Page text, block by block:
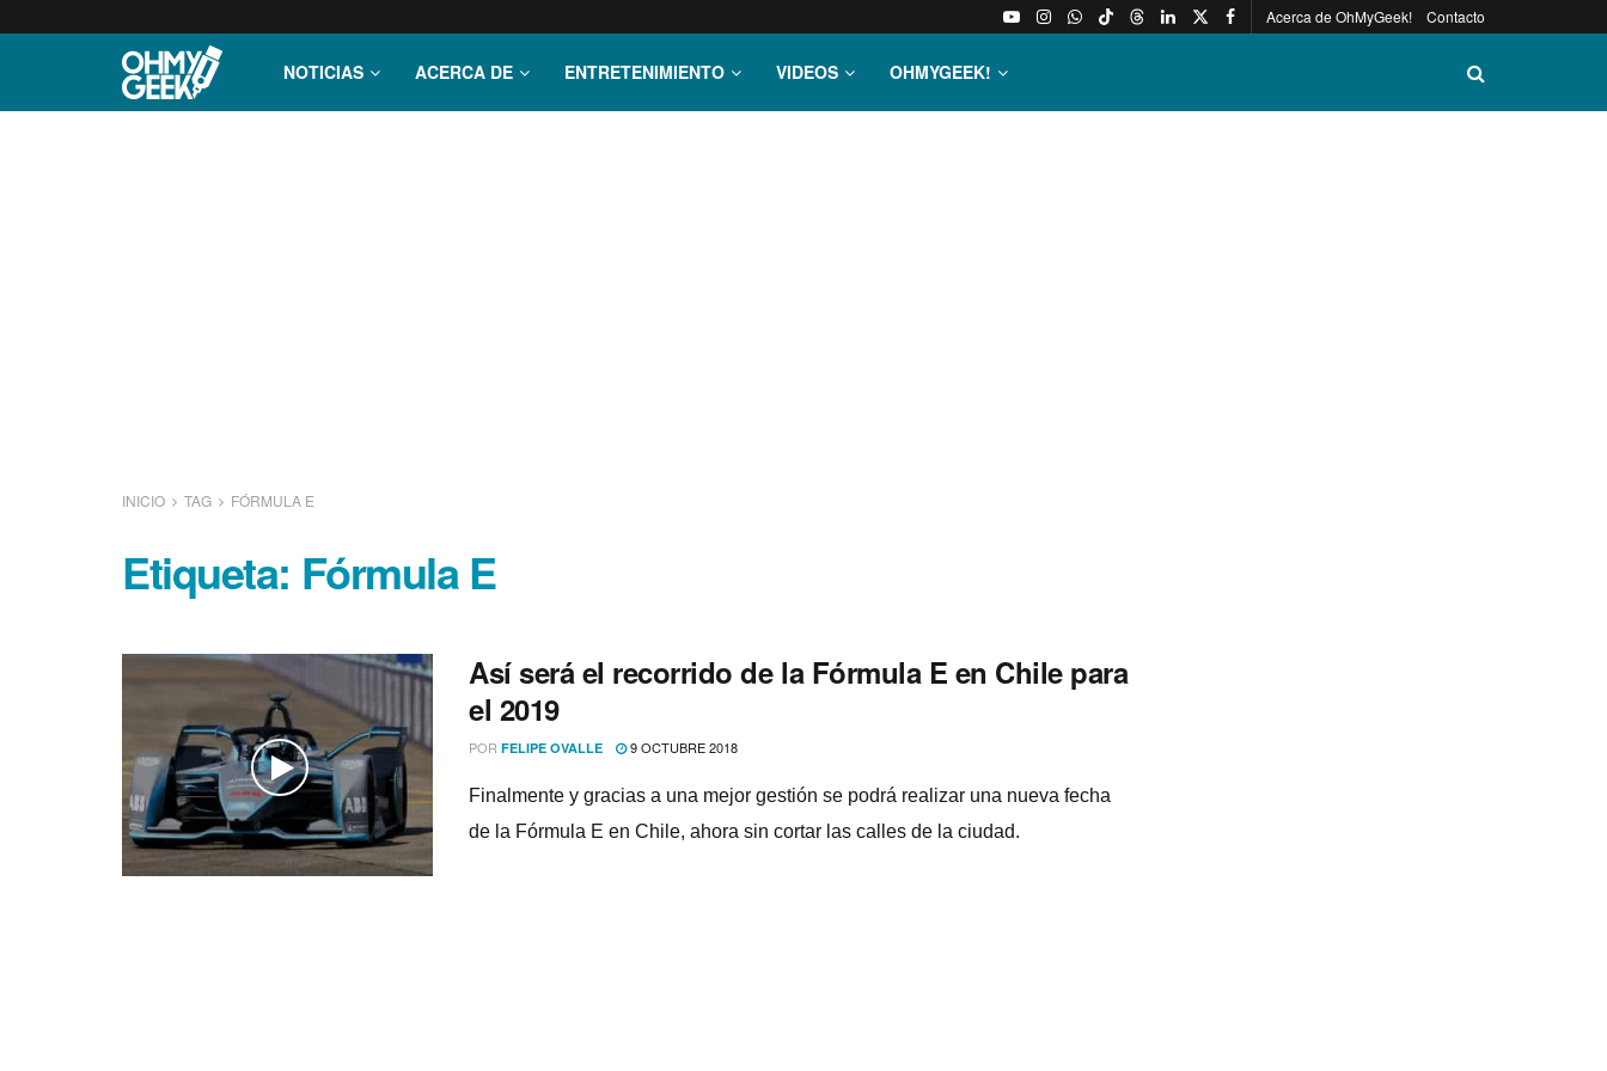
Acerca de OhMyGeek! Contacto
NOTICIAS ACERCA DE ENTRETENIMIENTO VIDEOS OHMYGEEK!
INICIO TAG FÓRMULA E
Etiqueta: Fórmula E
Así­ será el recorrido de la Fórmula E en Chile para
el 2019
POR FELIPE OVALLE 9 OCTUBRE 2018
Finalmente y gracias a una mejor gestión se podrá realizar una nueva fecha
de la Fórmula E en Chile, ahora sin cortar las calles de la ciudad.